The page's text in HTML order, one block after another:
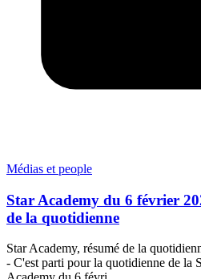
Médias et people
Star Academy du 6 février
de la quotidienne
Star Academy, résumé de la
- C'est parti pour la quotidienne de la